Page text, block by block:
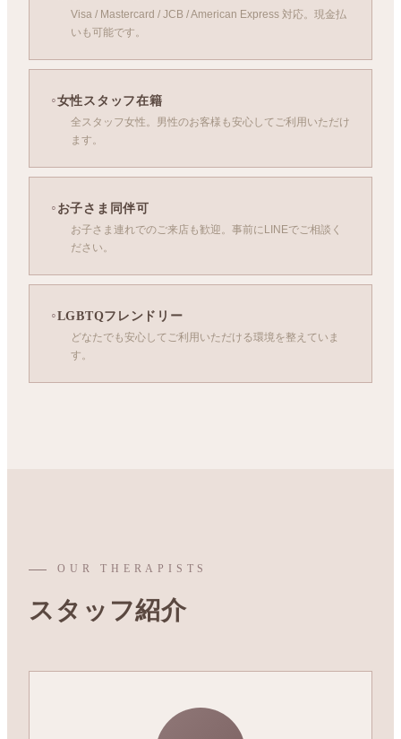
Visa / Mastercard / JCB / American Express 対応。現金払
いも可能です。
女性スタッフ在籍
全スタッフ女性。男性のお客様も安心してご利用いただけ
ます。
お子さま同伴可
お子さま連れでのご来店も歓迎。事前にLINEでご相談く
ださい。
LGBTQフレンドリー
どなたでも安心してご利用いただける環境を整えていま
す。
OUR THERAPISTS
スタッフ紹介